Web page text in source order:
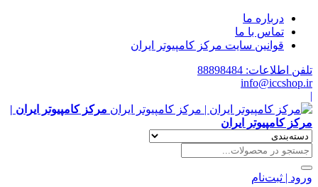
درباره ما
تماس با ما
قوانین سایت مرکز کامپیوتر ایران
تلفن اطلاعات: 88898484
info@iccshop.ir
|
مرکز کامپیوتر ایران |
مرکز کامپیوتر ایران
ورود | ثبت‌نام